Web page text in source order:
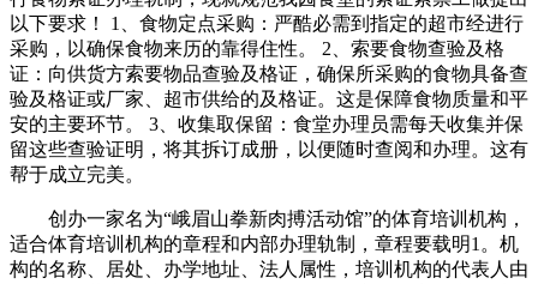
以下要求！ 1、食物定点采购：严酷必需到指定的超市经进行
采购，以确保食物来历的靠得住性。 2、索要食物查验及格
证：向供货方索要物品查验及格证，确保所采购的食物具备查
验及格证或厂家、超市供给的及格证。这是保障食物质量和平
安的主要环节。 3、收集取保留：食堂办理员需每天收集并保
留这些查验证明，将其拆订成册，以便随时查阅和办理。这有
帮于成立完美。
创办一家名为“峨眉山拳新肉搏活动馆”的体育培训机构，
适合体育培训机构的章程和内部办理轨制，章程要载明1。机
构的名称、居处、办学地址、法人属性，培训机构的代表人由